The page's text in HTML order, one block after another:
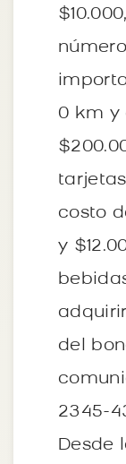
0 km y
costo
y
del
2345-
Desde